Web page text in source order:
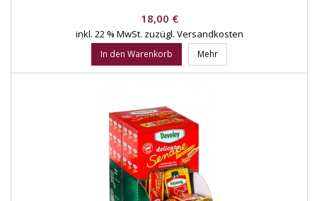
Preis
18,00 €
inkl. 22 % MwSt. zuzügl. Versandkosten
In den Warenkorb Mehr